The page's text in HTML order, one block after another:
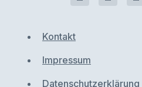
Kontakt
Impressum
Datenschutzerklärung